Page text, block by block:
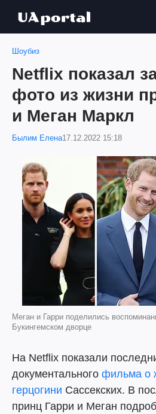
Шоубиз
Netflix показал
фото из жизни
и Меган Маркл
Былим Елена17.12.2022 15:18
Меган и Гарри поделились
Букингемском дворце
На Netflix показали
документального фильма о
герцогини Сассекских. В
принц Гарри и Меган